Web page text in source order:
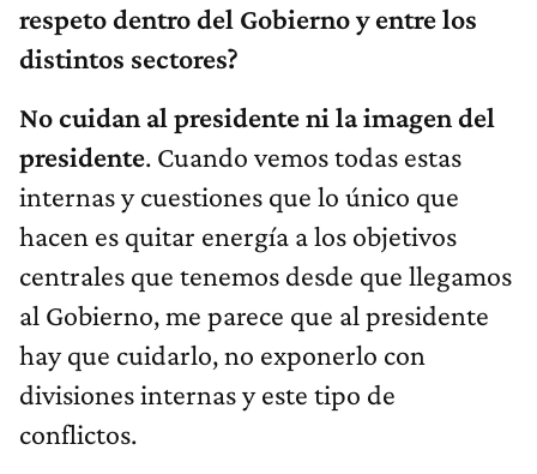
respeto dentro del Gobierno y entre los
distintos sectores?
No cuidan al presidente ni la imagen del
presidente. Cuando vemos todas estas
internas y cuestiones que lo único que
hacen es quitar energía a los objetivos
centrales que tenemos desde que llegamos
al Gobierno, me parece que al presidente
hay que cuidarlo, no exponerlo con
divisiones internas y este tipo de
conflictos.